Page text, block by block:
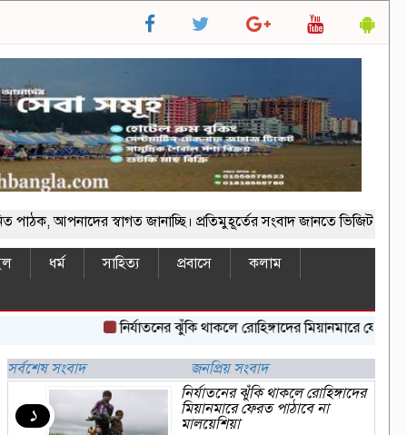
আপনাদের স্বাগত জানাচ্ছি। প্রতিমুহূর্তের সংবাদ জানতে ভিজিট করুন -
ধর্ম সাহিত্য প্রবাসে
কলাম
নির্যাতনের ঝুঁকি থাকলে রোহিঙ্গাদের মিয়ানমারে ফেরত পাঠাবে
সর্বশেষ সংবাদ জনপ্রিয় সংবাদ
১
নির্যাতনের ঝুঁকি থাকলে রোহিঙ্গাদের
মিয়ানমারে ফেরত পাঠাবে না
মালয়েশিয়া